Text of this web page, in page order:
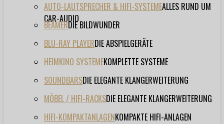
AUTO-LAUTSPRECHER & HIFI-SYSTEMEALLES RUND UM
CAR-AUDIO
BEAMERDIE BILDWUNDER
BLU-RAY PLAYERDIE ABSPIELGERÄTE
HEIMKINO SYSTEMEKOMPLETTE SYSTEME
SOUNDBARSDIE ELEGANTE KLANGERWEITERUNG
MÖBEL / HIFI-RACKSDIE ELEGANTE KLANGERWEITERUNG
HIFI-KOMPAKTANLAGENKOMPAKTE HIFI-ANLAGEN